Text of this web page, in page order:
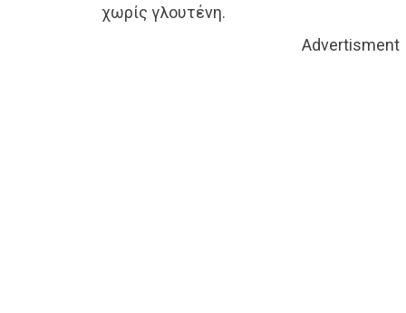
χωρίς γλουτένη.
Advertisment